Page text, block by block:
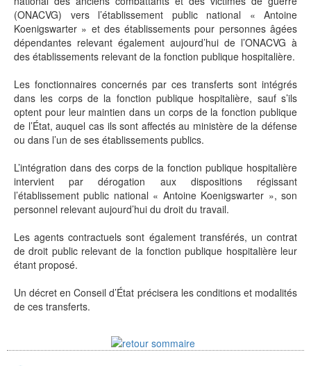
(ONACVG) vers l’établissement public national « Antoine
Koenigswarter » et des établissements pour personnes âgées
dépendantes relevant également aujourd’hui de l’ONACVG à
des établissements relevant de la fonction publique hospitalière.
Les fonctionnaires concernés par ces transferts sont intégrés
dans les corps de la fonction publique hospitalière, sauf s’ils
optent pour leur maintien dans un corps de la fonction publique
de l’État, auquel cas ils sont affectés au ministère de la défense
ou dans l’un de ses établissements publics.
L’intégration dans des corps de la fonction publique hospitalière
intervient par dérogation aux dispositions régissant
l’établissement public national « Antoine Koenigswarter », son
personnel relevant aujourd’hui du droit du travail.
Les agents contractuels sont également transférés, un contrat
de droit public relevant de la fonction publique hospitalière leur
étant proposé.
Un décret en Conseil d’État précisera les conditions et modalités
de ces transferts.